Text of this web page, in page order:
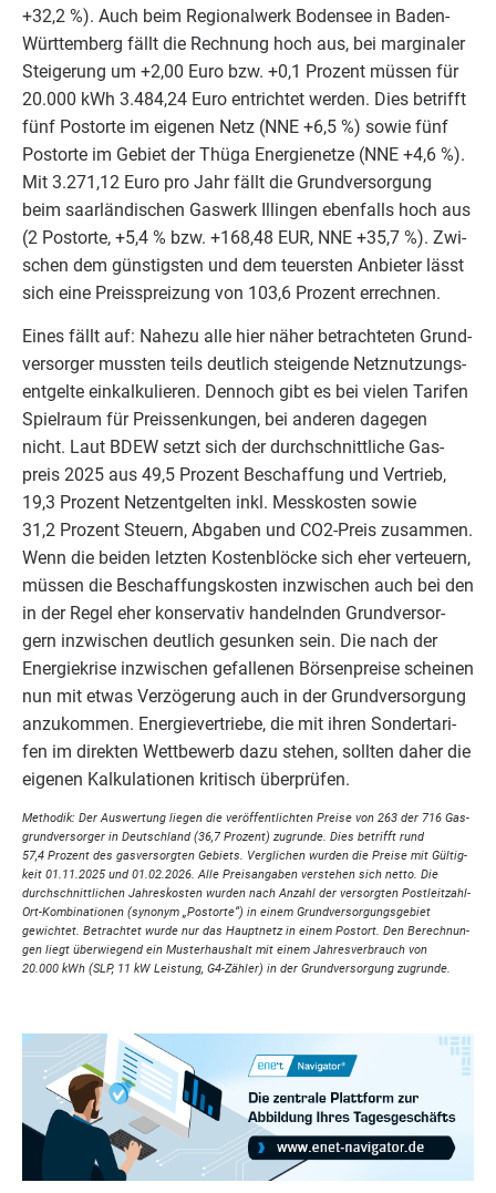
+32,2 %). Auch beim Regio­nal­werk Boden­see in Baden-
Würt­tem­berg fällt die Rech­nung hoch aus, bei mar­gi­na­ler
Stei­ge­rung um +2,00 Euro bzw. +0,1 Pro­zent müs­sen für
20.000 kWh 3.484,24 Euro ent­rich­tet wer­den. Dies betrifft
fünf Postor­te im eige­nen Netz (NNE +6,5 %) sowie fünf
Postor­te im Gebiet der Thü­ga Ener­gie­net­ze (NNE +4,6 %).
Mit 3.271 ,12 Euro pro Jahr fällt die Grund­ver­sor­gung
beim saar­län­di­schen Gas­werk Illin­gen eben­falls hoch aus
(2 Postor­te, +5,4 % bzw. +168,48 EUR, NNE +35,7 %). Zwi­
schen dem güns­tigs­ten und dem teu­ers­ten Anbie­ter lässt
sich eine Preis­sprei­zung von 103,6 Pro­zent errechnen.
Eines fällt auf: Nahe­zu alle hier näher betrach­te­ten Grund­
ver­sor­ger muss­ten teils deut­lich stei­gen­de Netz­nut­zungs­
ent­gel­te ein­kal­ku­lie­ren. Den­noch gibt es bei vie­len Tari­fen
Spiel­raum für Preis­sen­kun­gen, bei ande­ren dage­gen
nicht. Laut BDEW setzt sich der durch­schnitt­li­che Gas­
preis 2025 aus 49,5 Pro­zent Beschaf­fung und Ver­trieb,
19,3 Pro­zent Netz­ent­gel­ten inkl. Mess­kos­ten sowie
31 ,2 Pro­zent Steu­ern, Abga­ben und CO2-Preis zusam­men.
Wenn die bei­den letz­ten Kos­ten­blö­cke sich eher ver­teu­ern,
müs­sen die Beschaf­fungs­kos­ten inzwi­schen auch bei den
in der Regel eher kon­ser­va­tiv han­deln­den Grund­ver­sor­
gern inzwi­schen deut­lich gesun­ken sein. Die nach der
Ener­gie­kri­se inzwi­schen gefal­le­nen Bör­sen­prei­se schei­nen
nun mit etwas Ver­zö­ge­rung auch in der Grund­ver­sor­gung
anzu­kom­men. Ener­gie­ver­trie­be, die mit ihren Son­der­ta­ri­
fen im direk­ten Wett­be­werb dazu ste­hen, soll­ten daher die
eige­nen Kal­ku­la­tio­nen kri­tisch überprüfen.
Metho­dik: Der Aus­wer­tung lie­gen die ver­öf­fent­lich­ten Prei­se von 263 der 716 Gas­
grund­ver­sor­ger in Deutsch­land (36,7Pro­zent) zugrun­de. Dies betrifft rund
57,4 Pro­zent des gas­ver­sorg­ten Gebiets. Ver­gli­chen wur­den die Prei­se mit Gül­tig­
keit 01.11.2025 und 01.02.2026. Alle Preis­an­ga­ben ver­ste­hen sich net­to. Die
durch­schnitt­li­chen Jah­res­kos­ten wur­den nach Anzahl der ver­sorg­ten Post­leit­zahl-
Ort-Kom­bi­na­tio­nen (syn­onym „Postor­te“) in einem Grund­ver­sor­gungs­ge­biet
gewich­tet. Betrach­tet wur­de nur das Haupt­netz in einem Post­ort. Den Berech­nun­
gen liegt über­wie­gend ein Mus­ter­haus­halt mit einem Jah­res­ver­brauch von
20.000 kWh (SLP, 11 kW Leis­tung, G4-Zäh­ler) in der Grund­ver­sor­gung zugrunde.